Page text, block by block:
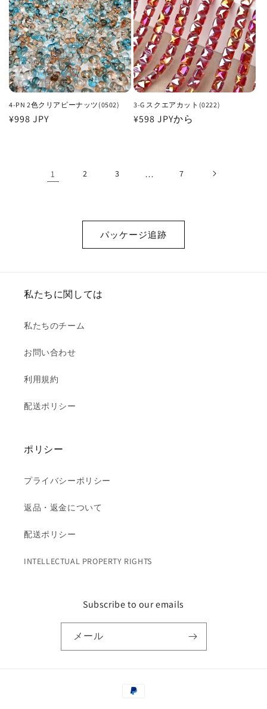
4-PN 2色クリアピーナッツ(0502)
通
¥998 JPY
3-G スクエアカット(0222)
通
¥598 JPYから
1 2 3 … 7
パッケージ追跡
私たちに関しては
私たちのチーム
お問い合わせ
利用規約
配送ポリシー
ポリシー
プライバシーポリシー
返品・返金について
配送ポリシー
INTELLECTUAL PROPERTY RIGHTS
Subscribe to our emails
メール